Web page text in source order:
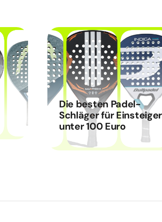
Die besten Padel-
Schläger für Einsteiger
unter 100 Euro